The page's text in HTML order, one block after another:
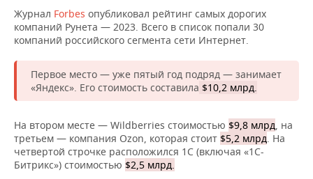
ДЕКЛАРАЦИИ О ДОХОДАХ
КОРОЛИ ГОСЗАКАЗА ПФО
ВУЗЫ ТАТАРСТАНА
КОМУ ПРИНАДЛЕЖАТ
ТАТАРСТАНА
НОВОСТИ ЭКОНОМИКИ
ФИНАНСЫ
БАНКИ
БЮДЖЕТ
ИНВЕСТИЦИИ
ПРОМЫШЛЕННОСТЬ
НОВОСТИ
ПРОМЫШЛЕННОСТИ
АГРОПРОМ
НЕФТЕХИМИЯ
НЕДВИЖИМОСТЬ
НОВОСТИ НЕДВИЖИМОСТИ
АВТО
НОВОСТИ АВТО
БИЗНЕС
НОВОСТИ БИЗНЕСА
РОЗНИЧНАЯ ТОРГОВЛЯ
ТЕХНОЛОГИИ
НОВОСТИ ТЕХНОЛОГИЙ
МЕРОПРИЯТИЯ
Журнал Forbes опубликовал рейтинг самых дорогих
компаний Рунета — 2023. Всего в список попали 30
компаний российского сегмента сети Интернет.
Первое место — уже пятый год подряд — занимает
«Яндекс». Его стоимость составила $10,2 млрд.
На втором месте — Wildberries стоимостью $9,8 млрд, на
третьем — компания Ozon, которая стоит $5,2 млрд. На
четвертой строчке расположился 1С (включая «1С-
Битрикс») стоимостью $2,5 млрд.